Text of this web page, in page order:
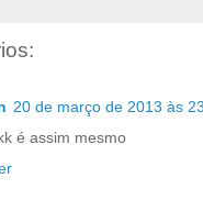
20 de março de 2013 às
é assim mesmo